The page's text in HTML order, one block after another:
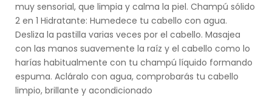
muy sensorial, que limpia y calma la piel. Champú sólido
2 en 1 Hidratante: Humedece tu cabello con agua.
Desliza la pastilla varias veces por el cabello. Masajea
con las manos suavemente la raíz y el cabello como lo
harías habitualmente con tu champú líquido formando
espuma. Acláralo con agua, comprobarás tu cabello
limpio, brillante y acondicionado